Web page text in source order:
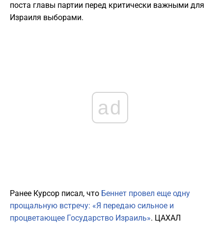
поста главы партии перед критически важными для
Израиля выборами.
ad
Ранее Курсор писал, что Беннет провел еще одну
прощальную встречу: «Я передаю сильное и
процветающее Государство Израиль». ЦАХАЛ